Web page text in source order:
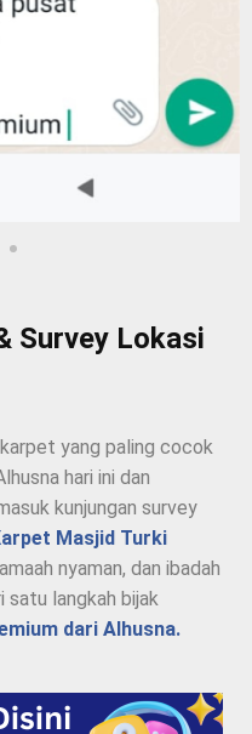
Survey Lokasi
yang paling cocok
hari ini dan
kunjungan survey
Masjid Turki
nyaman, dan ibadah
satu langkah bijak
dari Alhusna.